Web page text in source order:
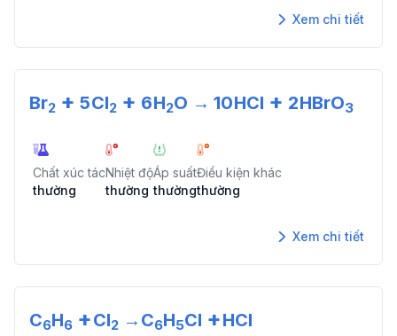
Xem chi tiết
Br2 + 5Cl2 + 6H2O → 10HCl + 2HBrO3
Chất xúc tác
thường
Nhiệt độ
thường
Áp suất
thường
Điều kiện khác
thường
Xem chi tiết
C6H6 +Cl2 →C6H5Cl +HCl